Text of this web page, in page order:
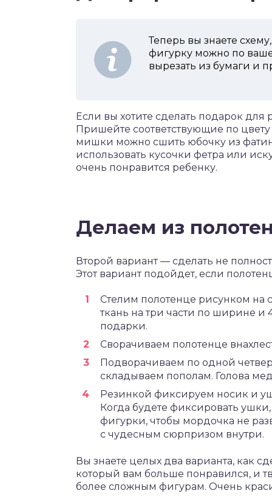
Теперь вы знаете
фигурку можно по
вырезать из бумаги и
Если вы хотите сделать подарок для
Пришейте соответствующие по
мишки можно сшить юбочку из
использовать кусочки фетра или
очень понравится ребенку.
Делаем из
Второй вариант — сделать не
Этот вариант подойдет, если
Стелим полотенце рисунком на
ткань на три части по ширине и
подарки.
Сворачиваем полотенце
Подворачиваем по одной
складываем пополам. Голова
Резинкой фиксируем носик и
Когда будете фиксировать
фигурки, чтобы мордочка не
с чудесным сюрпризом внутри.
Вы знаете целых два варианта, как
который вам больше понравился, и
более сложным фигурам. Очень